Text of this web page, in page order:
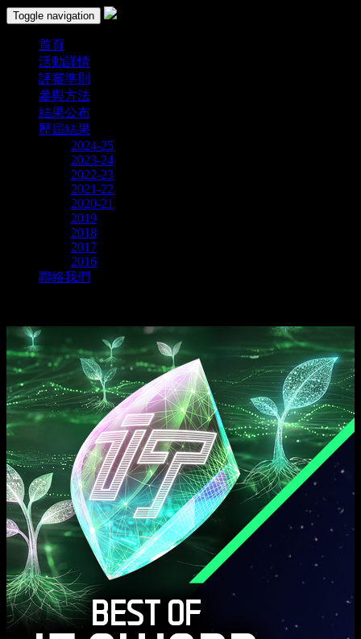
Toggle navigation
首頁
活動詳情
評審準則
參與方法
結果公布
歷屆結果
2024-25
2023-24
2022-23
2021-22
2020-21
2019
2018
2017
2016
聯絡我們